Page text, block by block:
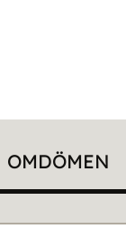
OMDÖMEN